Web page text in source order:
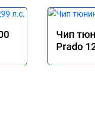
Чип
Prado